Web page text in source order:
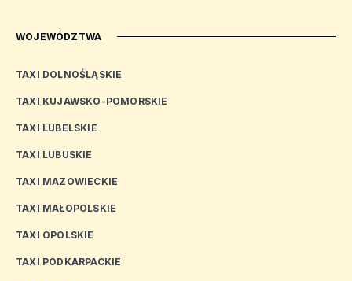
WOJEWÓDZTWA
TAXI DOLNOŚLĄSKIE
TAXI KUJAWSKO-POMORSKIE
TAXI LUBELSKIE
TAXI LUBUSKIE
TAXI MAZOWIECKIE
TAXI MAŁOPOLSKIE
TAXI OPOLSKIE
TAXI PODKARPACKIE